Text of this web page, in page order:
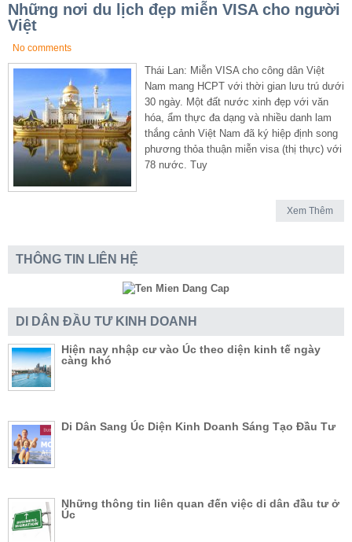
Những nơi du lịch đẹp miễn VISA cho người
Việt
No comments
Thái Lan: Miễn VISA cho công dân Việt
Nam mang HCPT với thời gian lưu trú dưới
30 ngày. Một đất nước xinh đẹp với văn
hóa, ẩm thực đa dạng và nhiều danh lam
thắng cảnh Việt Nam đã ký hiệp định song
phương thỏa thuận miễn visa (thị thực) với
78 nước. Tuy
Xem Thêm
THÔNG TIN LIÊN HỆ
DI DÂN ĐẦU TƯ KINH DOANH
Hiện nay nhập cư vào Úc theo diện kinh tế ngày
càng khó
Di Dân Sang Úc Diện Kinh Doanh Sáng Tạo Đầu Tư
Những thông tin liên quan đến việc di dân đầu tư ở
Úc